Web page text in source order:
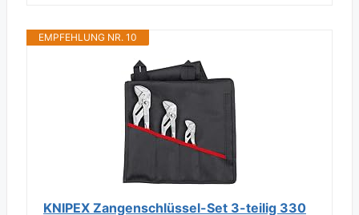
EMPFEHLUNG NR. 10
KNIPEX Zangenschlüssel-Set 3-teilig 330